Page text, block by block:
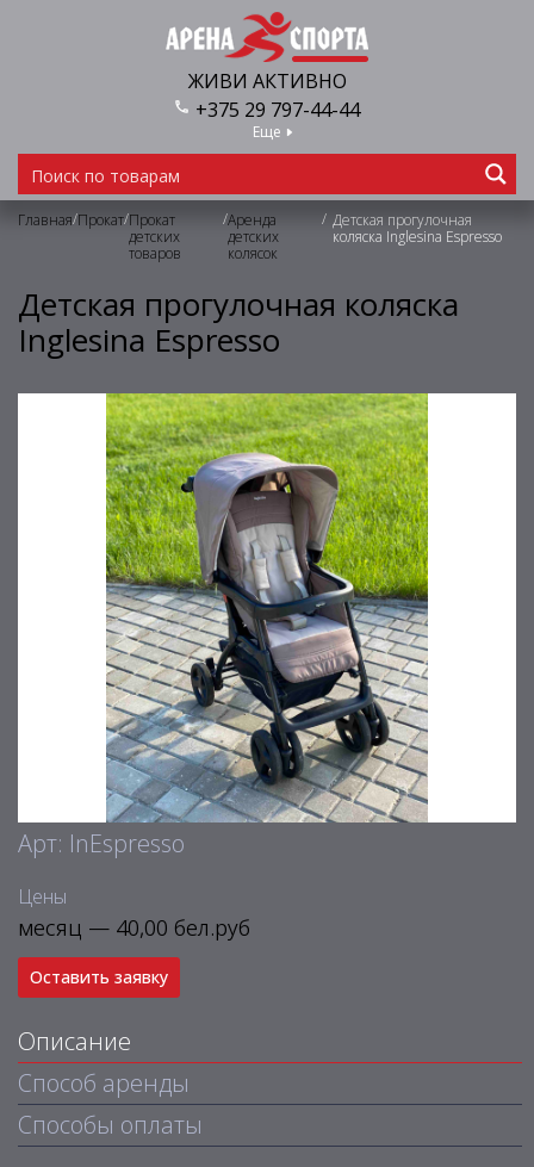
ЖИВИ АКТИВНО
+375 29 797-44-44
Еще
Главная/Прокат/Прокат
детских
товаров
/Аренда
детских
колясок
/ Детская прогулочная
коляска Inglesina Espresso
Детская прогулочная коляска
Inglesina Espresso
Арт: InEspresso
Цены
месяц — 40,00 бел.руб
Оставить заявку
Описание
Способ аренды
Способы оплаты